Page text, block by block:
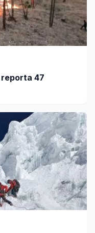
reporta 47